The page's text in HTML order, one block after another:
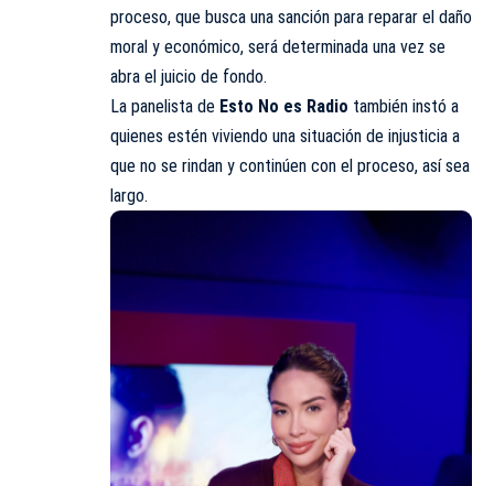
proceso, que busca una sanción para reparar el daño
moral y económico, será determinada una vez se
abra el juicio de fondo.
La panelista de Esto No es Radio también instó a
quienes estén viviendo una situación de injusticia a
que no se rindan y continúen con el proceso, así sea
largo.